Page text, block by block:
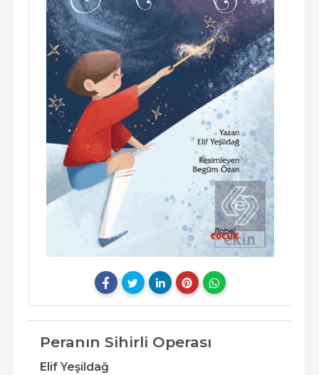
Peranın Sihirli Operası
Elif Yeşildağ